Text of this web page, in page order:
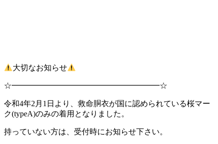
大切なお知らせ
☆━━━━━━━━━━━━━━━━━━━☆
令和4年2月1日より、救命胴衣が国に認められている桜マー
ク(typeA)のみの着用となりました。
持っていない方は、受付時にお知らせ下さい。